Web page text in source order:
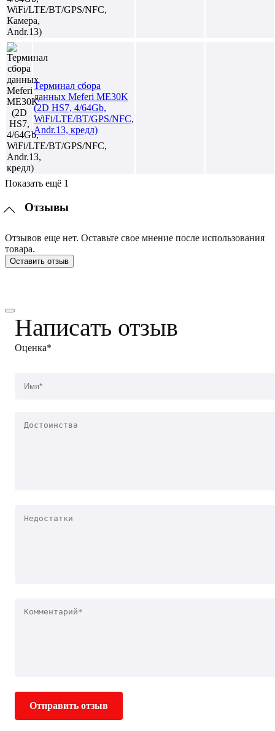
Терминал сбора
данных Meferi ME30K
(2D HS7, 4/64Gb,
WiFi/LTE/BT/GPS/NFC,
Andr.13, кредл)
Показать ещё 1
Отзывы
Отзывов еще нет. Оставьте свое мнение после использования
товара.
Оставить отзыв
Написать отзыв
Оценка*
Отправить отзыв